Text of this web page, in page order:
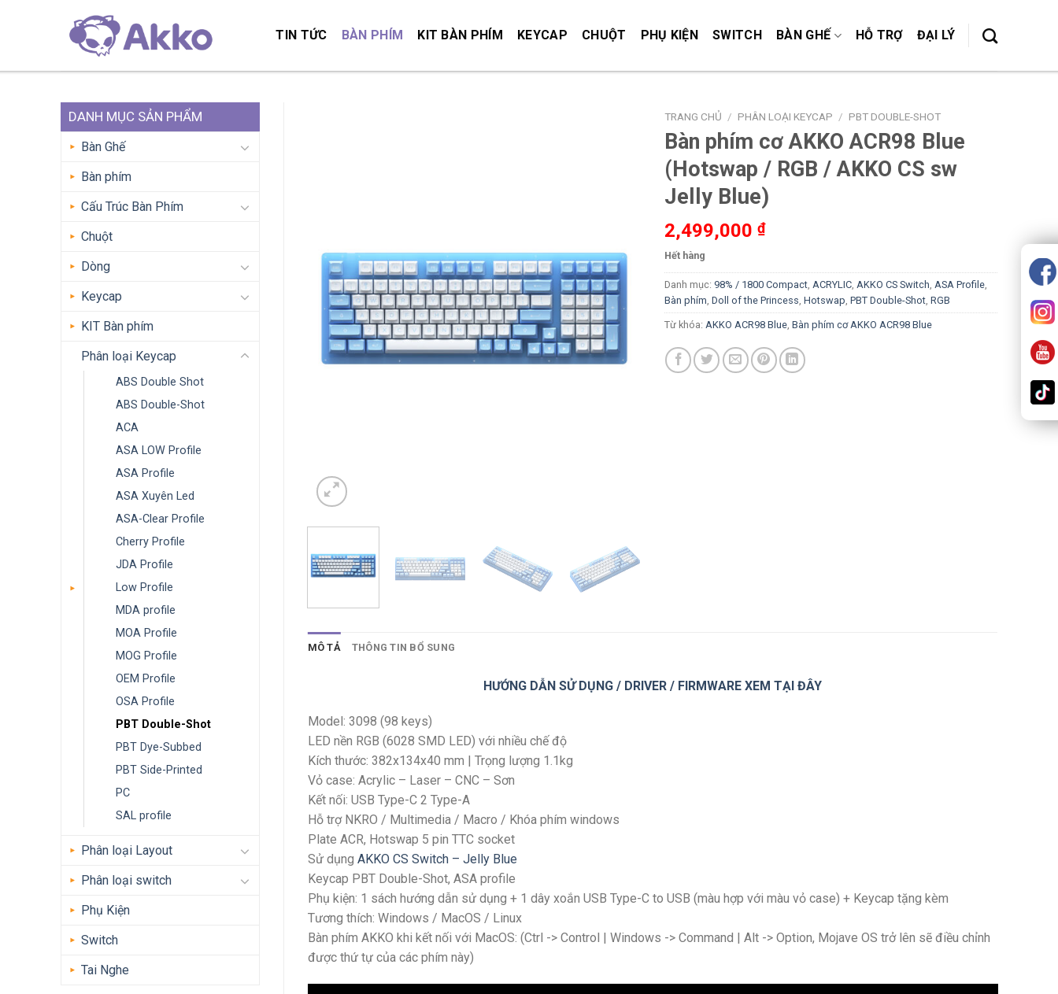
TIN TỨC BÀN PHÍM KIT BÀN PHÍM KEYCAP CHUỘT PHỤ KIỆN SWITCH BÀN GHẾ HỖ TRỢ ĐẠI LÝ
DANH MỤC SẢN PHẨM
Bàn Ghế
Bàn phím
Cấu Trúc Bàn Phím
Chuột
Dòng
Keycap
KIT Bàn phím
Phân loại Keycap
ABS Double Shot
ABS Double-Shot
ACA
ASA LOW Profile
ASA Profile
ASA Xuyên Led
ASA-Clear Profile
Cherry Profile
JDA Profile
Low Profile
MDA profile
MOA Profile
MOG Profile
OEM Profile
OSA Profile
PBT Double-Shot
PBT Dye-Subbed
PBT Side-Printed
PC
SAL profile
Phân loại Layout
Phân loại switch
Phụ Kiện
Switch
Tai Nghe
TRANG CHỦ / PHÂN LOẠI KEYCAP / PBT DOUBLE-SHOT
Bàn phím cơ AKKO ACR98 Blue
(Hotswap / RGB / AKKO CS sw
Jelly Blue)
2,499,000 ₫
Hết hàng
Danh mục: 98% / 1800 Compact, ACRYLIC, AKKO CS Switch, ASA Profile,
Bàn phím, Doll of the Princess, Hotswap, PBT Double-Shot, RGB
Từ khóa: AKKO ACR98 Blue, Bàn phím cơ AKKO ACR98 Blue
MÔ TẢ THÔNG TIN BỔ SUNG
HƯỚNG DẪN SỬ DỤNG / DRIVER / FIRMWARE XEM TẠI ĐÂY
Model: 3098 (98 keys)
LED nền RGB (6028 SMD LED) với nhiều chế độ
Kích thước: 382x134x40 mm | Trọng lượng 1.1kg
Vỏ case: Acrylic – Laser – CNC – Sơn
Kết nối: USB Type-C 2 Type-A
Hỗ trợ NKRO / Multimedia / Macro / Khóa phím windows
Plate ACR, Hotswap 5 pin TTC socket
Sử dụng AKKO CS Switch – Jelly Blue
Keycap PBT Double-Shot, ASA profile
Phụ kiện: 1 sách hướng dẫn sử dụng + 1 dây xoắn USB Type-C to USB (màu hợp với màu vỏ case) + Keycap tặng kèm
Tương thích: Windows / MacOS / Linux
Bàn phím AKKO khi kết nối với MacOS: (Ctrl -> Control | Windows -> Command | Alt -> Option, Mojave OS trở lên sẽ điều chỉnh
được thứ tự của các phím này)